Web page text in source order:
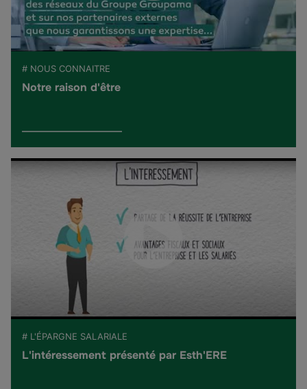
# NOUS CONNAITRE
Notre raison d'être
# L'ÉPARGNE SALARIALE
L'intéressement présenté par Esth'ERE